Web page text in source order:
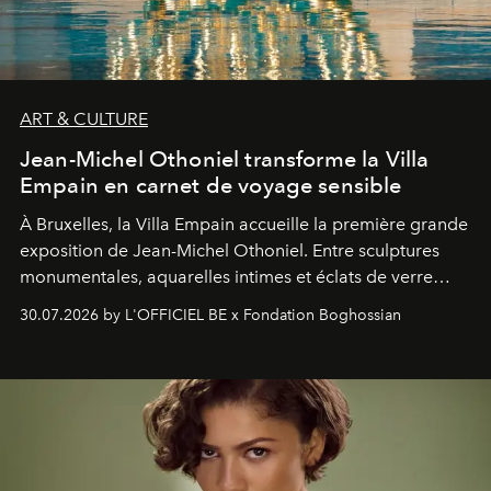
ART & CULTURE
Jean-Michel Othoniel transforme la Villa
Empain en carnet de voyage sensible
À Bruxelles, la Villa Empain accueille la première grande
exposition de Jean-Michel Othoniel. Entre sculptures
monumentales, aquarelles intimes et éclats de verre
émotionnel où chaque œuvre devient le souvenir
émerveillement.
30.07.2026 by L'OFFICIEL BE x Fondation Boghossian